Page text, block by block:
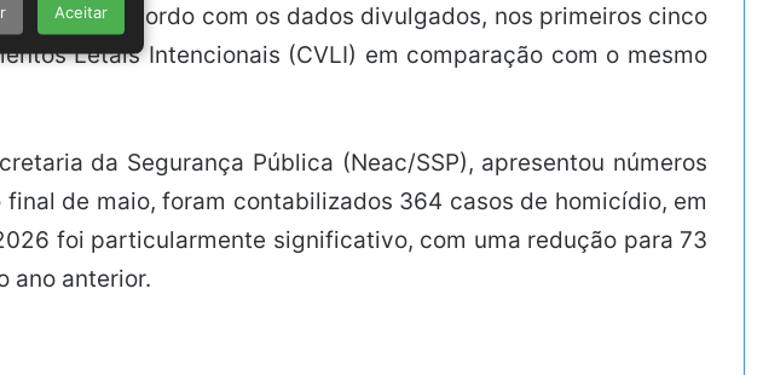
De acordo com os dados divulgados, nos primeiros cinco
Letais Intencionais (CVLI) em comparação com o mesmo
da Segurança Pública (Neac/SSP), apresentou números
de maio, foram contabilizados 364 casos de homicídio, em
foi particularmente significativo, com uma redução para 73
ano anterior.
Aceitar